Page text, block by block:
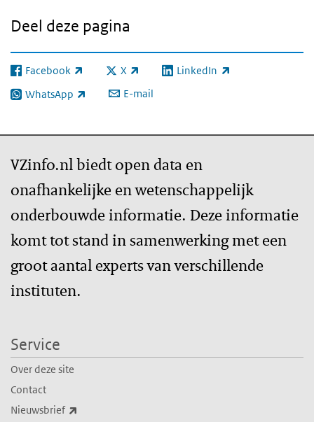
Deel deze pagina
Facebook
(externe link) X
(externe link) LinkedIn
(externe link)
WhatsApp
(externe link) E-mail
VZinfo.nl biedt open data en
onafhankelijke en wetenschappelijk
onderbouwde informatie. Deze informatie
komt tot stand in samenwerking met een
groot aantal experts van verschillende
instituten.
Service
Over deze site
Contact
Nieuwsbrief